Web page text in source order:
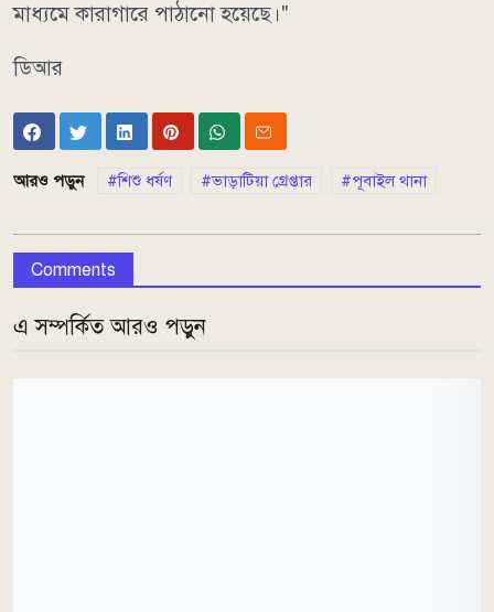
মাধ্যমে কারাগারে পাঠানো হয়েছে।"
ডিআর
আরও পড়ুন শিশু ধর্ষণ ভাড়াটিয়া গ্রেপ্তার পূবাইল থানা
Comments
এ সম্পর্কিত আরও পড়ুন